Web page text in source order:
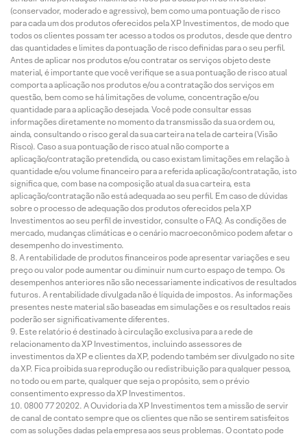
(conservador, moderado e agressivo), bem como uma pontuação de risco
para cada um dos produtos oferecidos pela XP Investimentos, de modo que
todos os clientes possam ter acesso a todos os produtos, desde que dentro
das quantidades e limites da pontuação de risco definidas para o seu perfil.
Antes de aplicar nos produtos e/ou contratar os serviços objeto deste
material, é importante que você verifique se a sua pontuação de risco atual
comporta a aplicação nos produtos e/ou a contratação dos serviços em
questão, bem como se há limitações de volume, concentração e/ou
quantidade para a aplicação desejada. Você pode consultar essas
informações diretamente no momento da transmissão da sua ordem ou,
ainda, consultando o risco geral da sua carteira na tela de carteira (Visão
Risco). Caso a sua pontuação de risco atual não comporte a
aplicação/contratação pretendida, ou caso existam limitações em relação à
quantidade e/ou volume financeiro para a referida aplicação/contratação, isto
significa que, com base na composição atual da sua carteira, esta
aplicação/contratação não está adequada ao seu perfil. Em caso de dúvidas
sobre o processo de adequação dos produtos oferecidos pela XP
Investimentos ao seu perfil de investidor, consulte o FAQ. As condições de
mercado, mudanças climáticas e o cenário macroeconômico podem afetar o
desempenho do investimento.
A rentabilidade de produtos financeiros pode apresentar variações e seu
preço ou valor pode aumentar ou diminuir num curto espaço de tempo. Os
desempenhos anteriores não são necessariamente indicativos de resultados
futuros. A rentabilidade divulgada não é líquida de impostos. As informações
presentes neste material são baseadas em simulações e os resultados reais
poderão ser significativamente diferentes.
Este relatório é destinado à circulação exclusiva para a rede de
relacionamento da XP Investimentos, incluindo assessores de
investimentos da XP e clientes da XP, podendo também ser divulgado no site
da XP. Fica proibida sua reprodução ou redistribuição para qualquer pessoa,
no todo ou em parte, qualquer que seja o propósito, sem o prévio
consentimento expresso da XP Investimentos.
0800 77 20202. A Ouvidoria da XP Investimentos tem a missão de servir
de canal de contato sempre que os clientes que não se sentirem satisfeitos
com as soluções dadas pela empresa aos seus problemas. O contato pode